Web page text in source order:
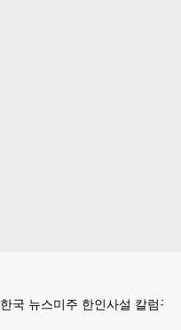
한국 뉴스미주 한인사설 칼럼구